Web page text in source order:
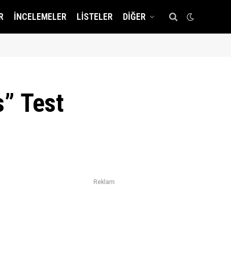
İNCELEMELER LISTELER DIĞER
Test
Reklam